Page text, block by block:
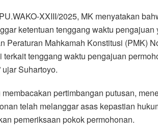
XXIII/2025, MK menyatakan
ketentuan tenggang waktu
Peraturan Mahkamah Konstitusi (PMK)
tenggang waktu pengajuan
Suhartoyo.
pertimbangan putusan,
telah melanggar asas kepastian
pemeriksaan pokok permohonan.